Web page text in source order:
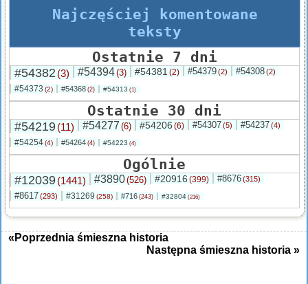
Najczęściej komentowane
teksty
Ostatnie 7 dni
#54382 (3) #54394(3) #54381 (2) #54379(2) #54308(2)
#54373 (2) #54368 (2) #54313 (1)
Ostatnie 30 dni
#54219(11) #54277 (6) #54206 (6) #54307(5) #54237(4)
#54254(4) #54264 (4) #54223 (4)
Ogólnie
#12039(1441) #3890(526) #20916 (399) #8676(315)
#8617(293) #31269 (258) #716 (243) #32804 (216)
«Poprzednia śmieszna historia
Następna śmieszna historia »